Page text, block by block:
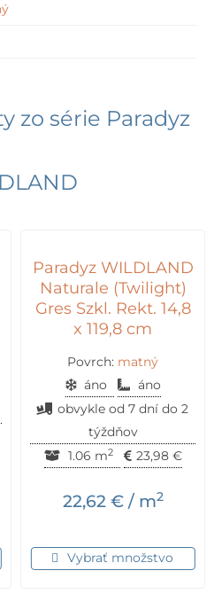
zo série Paradyz
Paradyz WILDLAND
Naturale (Twilight)
Gres Szkl. Rekt. 14,8
x 119,8 cm
Povrch: matný
áno
áno
obvykle od 7 dní do 2
týždňov
1.06 m2 23,98 €
22,62 €/ m2
Vybrať množstvo